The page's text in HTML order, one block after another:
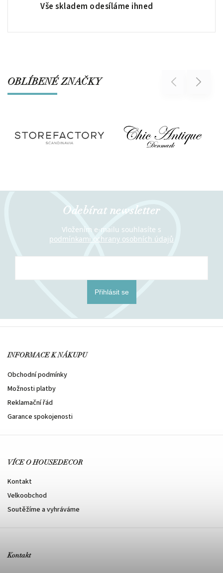
Vše skladem odesíláme ihned
OBLÍBENÉ ZNAČKY Previous Next
Odebírat newsletter
Vložením e-mailu souhlasíte s
podmínkami ochrany osobních údajů
Přihlásit se
INFORMACE K NÁKUPU
Obchodní podmínky
Možnosti platby
Reklamační řád
Garance spokojenosti
VÍCE O HOUSEDECOR
Kontakt
Velkoobchod
Soutěžíme a vyhráváme
Kontakt